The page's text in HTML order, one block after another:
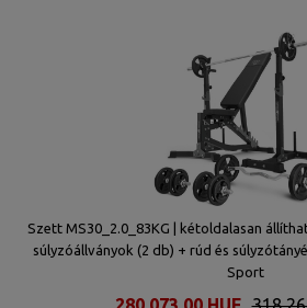
Szett MS30_2.0_83KG | kétoldalasan
súlyzóállványok (2 db) + rúd és
Sport